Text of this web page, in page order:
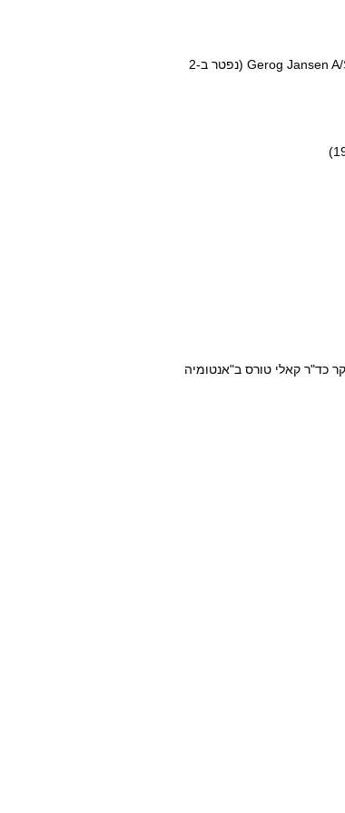
1866- גיאורג ארתור ג'נסן, צורף דני ומייסד חברת כלי הכסף והתכשיטים Gerog Jansen A/S (נפטר ב-2
כד"ר קאלי טורס ב"אנטומיה